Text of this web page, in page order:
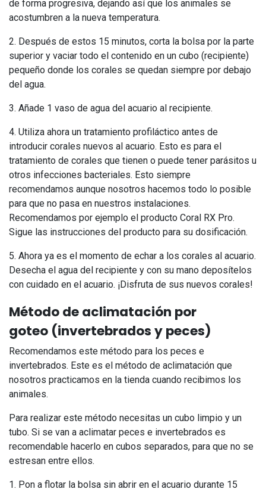
de forma progresiva, dejando así que los animales se
acostumbren a la nueva temperatura.
2. Después de estos 15 minutos, corta la bolsa por la parte
superior y vaciar todo el contenido en un cubo (recipiente)
pequeño donde los corales se quedan siempre por debajo
del agua.
3. Añade 1 vaso de agua del acuario al recipiente.
4. Utiliza ahora un tratamiento profiláctico antes de
introducir corales nuevos al acuario. Esto es para el
tratamiento de corales que tienen o puede tener parásitos u
otros infecciones bacteriales. Esto siempre
recomendamos aunque nosotros hacemos todo lo posible
para que no pasa en nuestros instalaciones.
Recomendamos por ejemplo el producto Coral RX Pro.
Sigue las instrucciones del producto para su dosificación.
5. Ahora ya es el momento de echar a los corales al acuario.
Desecha el agua del recipiente y con su mano deposítelos
con cuidado en el acuario. ¡Disfruta de sus nuevos corales!
Método de aclimatación por
goteo (invertebrados y peces)
Recomendamos este método para los peces e
invertebrados. Este es el método de aclimatación que
nosotros practicamos en la tienda cuando recibimos los
animales.
Para realizar este método necesitas un cubo limpio y un
tubo. Si se van a aclimatar peces e invertebrados es
recomendable hacerlo en cubos separados, para que no se
estresan entre ellos.
1. Pon a flotar la bolsa sin abrir en el acuario durante 15